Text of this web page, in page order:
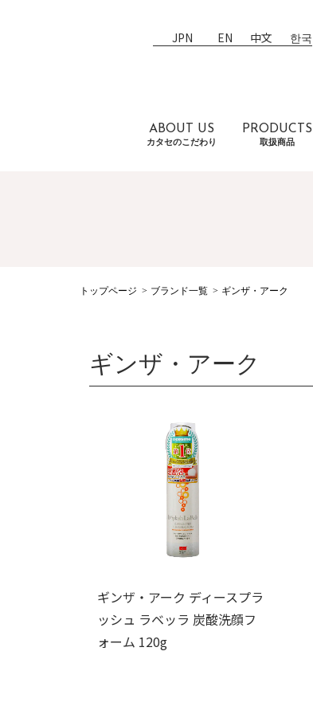
JPN EN 中文 한국
ABOUT US
カタセのこだわり
PRODUCTS
取扱商品
トップページ ブランド一覧 ギンザ・アーク
ギンザ・アーク
ギンザ・アーク ディースプラ
ッシュ ラベッラ 炭酸洗顔フ
ォーム 120g